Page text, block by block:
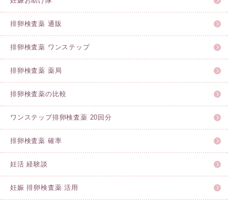
排卵検査薬 通販
排卵検査薬 ワンステップ
排卵検査薬 薬局
排卵検査薬の比較
ワンステップ排卵検査薬 20回分
排卵検査薬 確率
妊活 経験談
妊娠 排卵検査薬 活用